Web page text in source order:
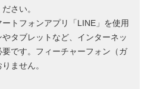
さい。
トフォンアプリ「LINE」を使用
タブレットなど、インターネッ
要です。フィーチャーフォン（ガ
ません。